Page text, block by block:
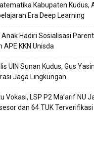
Kabupaten Kudus,
Era Deep Learning
Hadiri Sosialisasi
KKN Unisda
UIN Sunan Kudus, Gus
Jaga Lingkungan
Vokasi, LSP P2 Ma’arif NU
dan 64 TUK Terverifikasi